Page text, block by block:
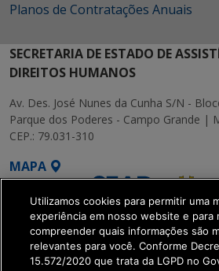
Planos de Contratações Anuais
SECRETARIA DE ESTADO DE
DIREITOS HUMANOS
Av. Des. José Nunes da Cunha S/N -
Parque dos Poderes - Campo Grande |
CEP.: 79.031-310
MAPA
SETDIG | Secretaria-
Utilizamos cookies para permitir uma
experiência em nosso website e para
compreender quais informações são
relevantes para você. Conforme
15.572/2020 que trata da LGPD no